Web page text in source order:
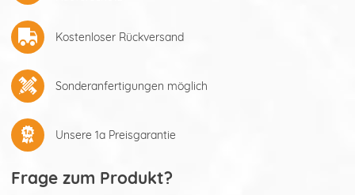
Kostenloser Rückversand
Sonderanfertigungen möglich
Unsere 1a Preisgarantie
Frage zum Produkt?